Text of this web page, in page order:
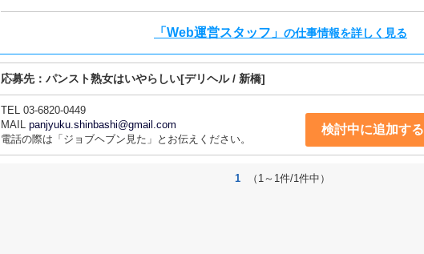
「Web運営スタッフ」 の仕事情報を詳しく見る
応募先： パンスト熟女はいやらしい[デリヘル / 新橋]
TEL 03-6820-0449
MAIL panjyuku.shinbashi@gmail.com
電話の際は「ジョブヘブン見た」とお伝えください。
検討中に追加する
1 （1～1件/1件中）